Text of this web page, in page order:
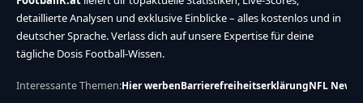
detaillierte Analysen und exklusive Einblicke – alles kostenlos und in
deutscher Sprache. Verlass dich auf unsere Expertise für deine
tägliche Dosis Football-Wissen.
Interessante Themen:Hier werbenBarrierefreiheitserklärungNFL News